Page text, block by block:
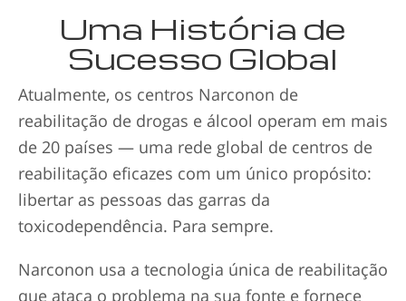
Uma História de
Sucesso Global
Atualmente, os centros Narconon de
reabilitação de drogas e álcool operam em mais
de 20 países — uma rede global de centros de
reabilitação eficazes com um único propósito:
libertar as pessoas das garras da
toxicodependência. Para sempre.
Narconon usa a tecnologia única de reabilitação
que ataca o problema na sua fonte e fornece